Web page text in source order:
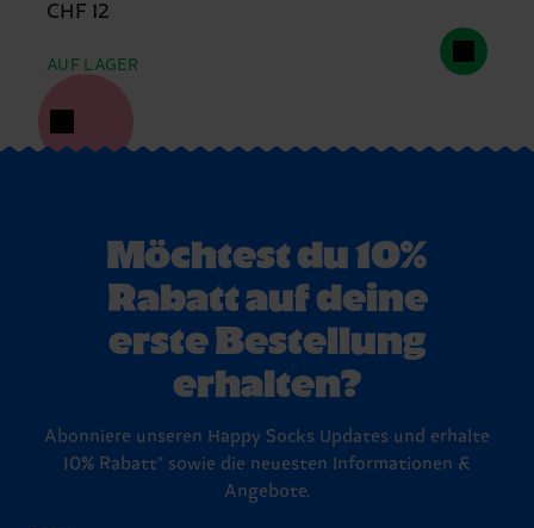
CHF 12
AUF LAGER
Möchtest du 10%
Rabatt auf deine
erste Bestellung
erhalten?
Abonniere unseren Happy Socks Updates und erhalte
10% Rabatt* sowie die neuesten Informationen &
Angebote.